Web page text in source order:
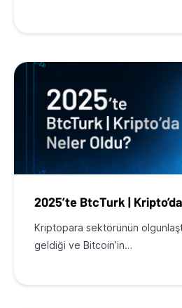
2025’te BtcTurk |
Kriptopara sektörünün
geldiği ve Bitcoin’in…